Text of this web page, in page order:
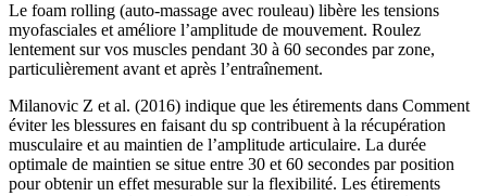
Le foam rolling (auto-massage avec rouleau) libère les tensions
myofasciales et améliore l’amplitude de mouvement. Roulez
lentement sur vos muscles pendant 30 à 60 secondes par zone,
particulièrement avant et après l’entraînement.
Milanovic Z et al. (2016) indique que les étirements dans Comment
éviter les blessures en faisant du sp contribuent à la récupération
musculaire et au maintien de l’amplitude articulaire. La durée
optimale de maintien se situe entre 30 et 60 secondes par position
pour obtenir un effet mesurable sur la flexibilité. Les étirements